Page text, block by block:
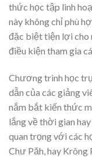
thức học tập linh
này không chỉ phù
đặc biệt tiện lợi cho
điều kiện tham gia
Chương trình học
dẫn của các giảng
nắm bắt kiến thức
lắng về thời gian
quan trọng với các
Chư Păh, hay